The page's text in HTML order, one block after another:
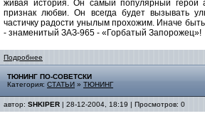
живая история. Он самый популярный герой
признак любви. Он всегда будет вызывать
частичку радости унылым прохожим. Иначе
- знаменитый ЗАЗ-965 - «Горбатый Запорожец»!
Подробнее
ТЮНИНГ ПО-СОВЕТСКИ
Категория: СТАТЬИ » ТЮНИНГ
автор: SHKIPER | 28-12-2004, 18:19 | Просмотров: 0